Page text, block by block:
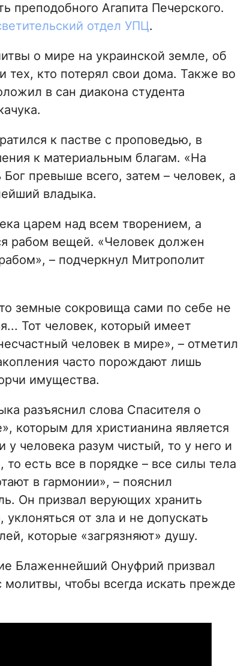
преподобного Агапита Печерского.
отдел УПЦ.
о мире на украинской земле, об
тех, кто потерял свои дома. Также во
в сан диакона студента
к пастве с проповедью, в
к материальным благам. «На
превыше всего, затем – человек, а
владыка.
царем над всем творением, а
рабом вещей. «Человек должен
– подчеркнул Митрополит
земные сокровища сами по себе не
Тот человек, который имеет
человек в мире», – отметил
часто порождают лишь
имущества.
разъяснил слова Спасителя о
которым для христианина является
у человека разум чистый, то у него и
то есть все в порядке – все силы тела
в гармонии», – пояснил
Он призвал верующих хранить
уклоняться от зла и не допускать
которые «загрязняют» душу.
Блаженнейший Онуфрий призвал
чтобы всегда искать прежде